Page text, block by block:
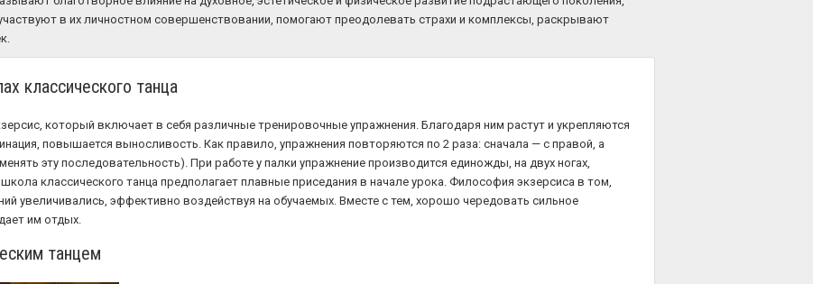
в их личностном совершенствовании, помогают преодолевать страхи и комплексы, раскрывают
классического танца
который включает в себя различные тренировочные упражнения. Благодаря ним растут и укрепляются
повышается выносливость. Как правило, упражнения повторяются по 2 раза: сначала — с правой, а
эту последовательность). При работе у палки упражнение производится единожды, на двух ногах,
классического танца предполагает плавные приседания в начале урока. Философия экзерсиса в том,
увеличивались, эффективно воздействуя на обучаемых. Вместе с тем, хорошо чередовать сильное
им отдых.
танцем